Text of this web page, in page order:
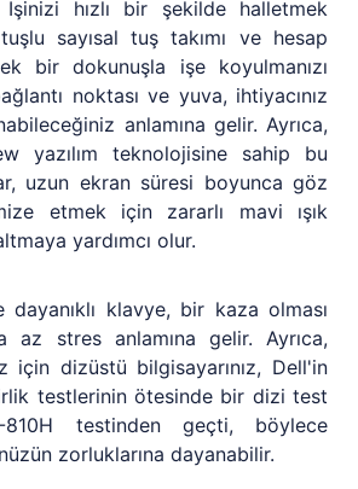
İşinizi hızlı bir şekilde halletmek
sayısal tuş takımı ve hesap
bir dokunuşla işe koyulmanızı
noktası ve yuva, ihtiyacınız
anlamına gelir. Ayrıca,
yazılım teknolojisine sahip bu
uzun ekran süresi boyunca göz
etmek için zararlı mavi ışık
yardımcı olur.
dayanıklı klavye, bir kaza olması
az stres anlamına gelir. Ayrıca,
için dizüstü bilgisayarınız, Dell'in
testlerinin ötesinde bir dizi test
testinden geçti, böylece
zorluklarına dayanabilir.